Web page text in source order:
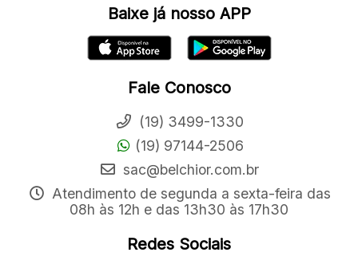
Baixe já nosso APP
Fale Conosco
(19) 3499-1330
(19) 97144-2506
sac@belchior.com.br
Atendimento de segunda a sexta-feira das
08h às 12h e das 13h30 às 17h30
Redes Sociais